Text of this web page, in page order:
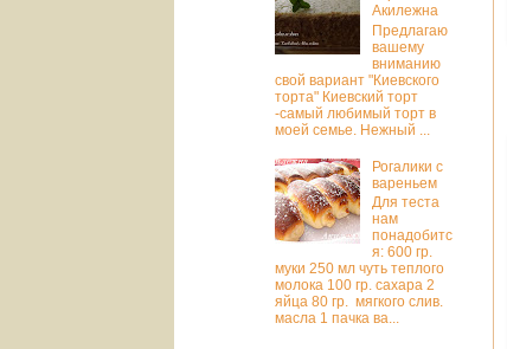
Акилежна
Предлагаю
вашему
вниманию
свой вариант "Киевского
торта" Киевский торт
-самый любимый торт в
моей семье. Нежный ...
Рогалики с
вареньем
Для теста
нам
понадобитс
я: 600 гр.
муки 250 мл чуть теплого
молока 100 гр. сахара 2
яйца 80 гр. мягкого слив.
масла 1 пачка ва...